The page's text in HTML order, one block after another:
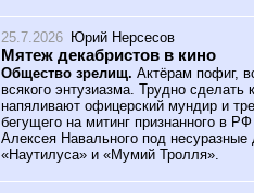
25.7.2026 Юрий Нерсесов
Мятеж декабристов в кино
Общество зрелищ. Актёрам пофиг,
всякого энтузиазма. Трудно сделать
напяливают офицерский мундир и
бегущего на митинг признанного в
Алексея Навального под
«Наутилуса» и «Мумий Тролля».